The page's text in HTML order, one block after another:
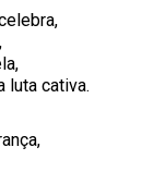
luta cativa.